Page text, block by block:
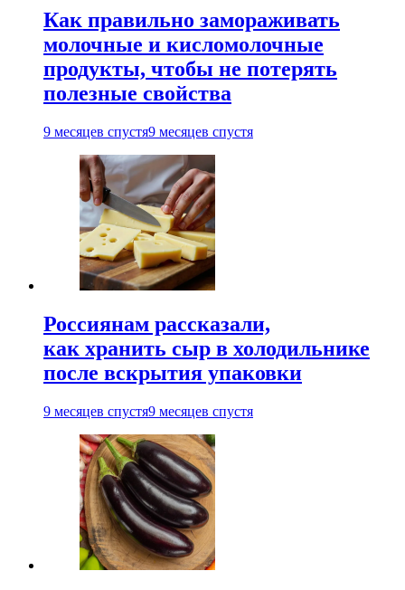
Как правильно замораживать
молочные и кисломолочные
продукты, чтобы не потерять
полезные свойства
9 месяцев спустя9 месяцев спустя
Россиянам рассказали,
как хранить сыр в холодильнике
после вскрытия упаковки
9 месяцев спустя9 месяцев спустя